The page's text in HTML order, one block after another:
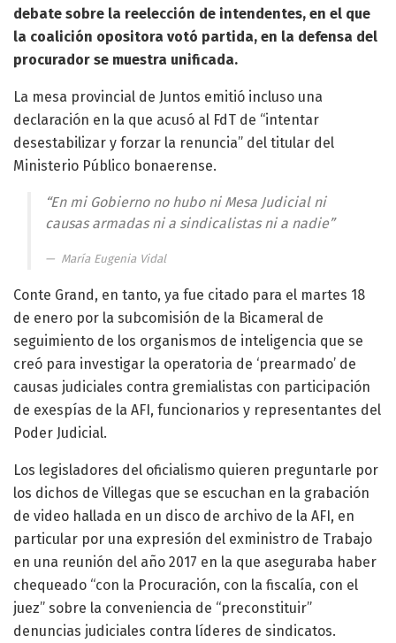
debate sobre la reelección de intendentes, en el que
la coalición opositora votó partida, en la defensa del
procurador se muestra unificada.
La mesa provincial de Juntos emitió incluso una
declaración en la que acusó al FdT de “intentar
desestabilizar y forzar la renuncia” del titular del
Ministerio Público bonaerense.
“En mi Gobierno no hubo ni Mesa Judicial ni
causas armadas ni a sindicalistas ni a nadie”
María Eugenia Vidal
Conte Grand, en tanto, ya fue citado para el martes 18
de enero por la subcomisión de la Bicameral de
seguimiento de los organismos de inteligencia que se
creó para investigar la operatoria de ‘prearmado’ de
causas judiciales contra gremialistas con participación
de exespías de la AFI, funcionarios y representantes del
Poder Judicial.
Los legisladores del oficialismo quieren preguntarle por
los dichos de Villegas que se escuchan en la grabación
de video hallada en un disco de archivo de la AFI, en
particular por una expresión del exministro de Trabajo
en una reunión del año 2017 en la que aseguraba haber
chequeado “con la Procuración, con la fiscalía, con el
juez” sobre la conveniencia de “preconstituir”
denuncias judiciales contra líderes de sindicatos.